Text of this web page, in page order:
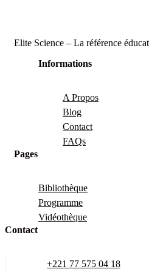
Elite Science – La référence
Informations
A Propos
Blog
Contact
FAQs
Pages
Bibliothèque
Programme
Vidéothèque
Contact
+221 77 575 04 18